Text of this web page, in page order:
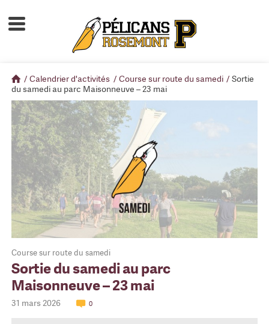
Accueil
Calendrier d'activités
Boutique
Devenir membre
/ Calendrier d'activités / Course sur route du samedi / Sortie
du samedi au parc Maisonneuve – 23 mai
Course sur route du samedi
Sortie du samedi au parc
Maisonneuve – 23 mai
31 mars 2026 0